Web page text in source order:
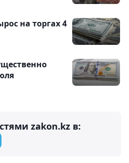
на торгах 4
zakon.kz в: